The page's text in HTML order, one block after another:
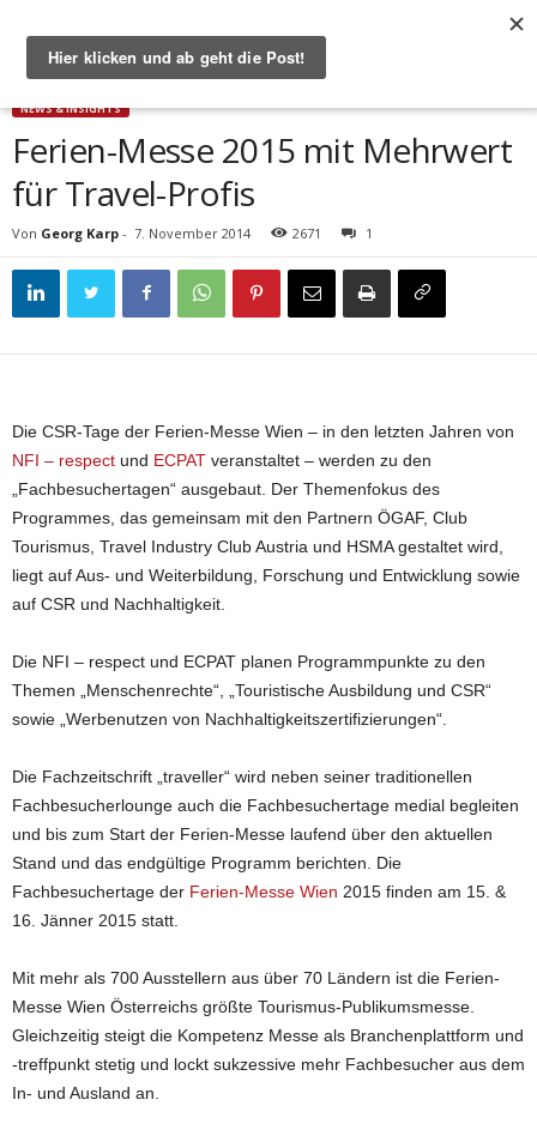
Start News & Insights Ferien-Messe 2015 mit Mehrwert für Travel-Profis
NEWS & INSIGHTS
Ferien-Messe 2015 mit Mehrwert
für Travel-Profis
Von Georg Karp - 7. November 2014 2671 1
Die CSR-Tage der Ferien-Messe Wien – in den letzten Jahren von
NFI – respect und ECPAT veranstaltet – werden zu den
„Fachbesuchertagen“ ausgebaut. Der Themenfokus des
Programmes, das gemeinsam mit den Partnern ÖGAF, Club
Tourismus, Travel Industry Club Austria und HSMA gestaltet wird,
liegt auf Aus- und Weiterbildung, Forschung und Entwicklung sowie
auf CSR und Nachhaltigkeit.
Die NFI – respect und ECPAT planen Programmpunkte zu den
Themen „Menschenrechte“, „Touristische Ausbildung und CSR“
sowie „Werbenutzen von Nachhaltigkeitszertifizierungen“.
Die Fachzeitschrift „traveller“ wird neben seiner traditionellen
Fachbesucherlounge auch die Fachbesuchertage medial begleiten
und bis zum Start der Ferien-Messe laufend über den aktuellen
Stand und das endgültige Programm berichten. Die
Fachbesuchertage der Ferien-Messe Wien 2015 finden am 15. &
16. Jänner 2015 statt.
Mit mehr als 700 Ausstellern aus über 70 Ländern ist die Ferien-
Messe Wien Österreichs größte Tourismus-Publikumsmesse.
Gleichzeitig steigt die Kompetenz Messe als Branchenplattform und
-treffpunkt stetig und lockt sukzessive mehr Fachbesucher aus dem
In- und Ausland an.